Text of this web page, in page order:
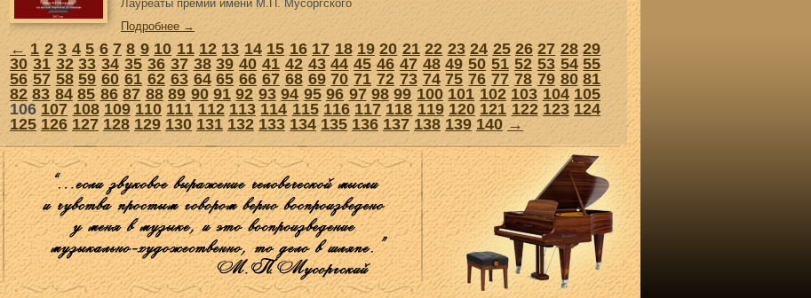
Лауреаты премии имени М.П. Мусоргского
Подробнее →
← 1 2 3 4 5 6 7 8 9 10 11 12 13 14 15 16 17 18 19 20 21 22 23 24 25 26 27 28 29
30 31 32 33 34 35 36 37 38 39 40 41 42 43 44 45 46 47 48 49 50 51 52 53 54 55
56 57 58 59 60 61 62 63 64 65 66 67 68 69 70 71 72 73 74 75 76 77 78 79 80 81
82 83 84 85 86 87 88 89 90 91 92 93 94 95 96 97 98 99 100 101 102 103 104 105
106 107 108 109 110 111 112 113 114 115 116 117 118 119 120 121 122 123 124
125 126 127 128 129 130 131 132 133 134 135 136 137 138 139 140 →